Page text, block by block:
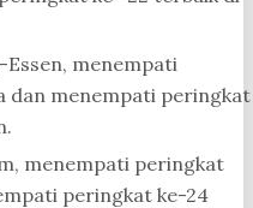
menempati
dan menempati peringkat
menempati peringkat
peringkat ke-24